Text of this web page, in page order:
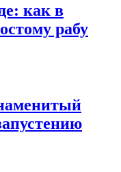
как в
рабу